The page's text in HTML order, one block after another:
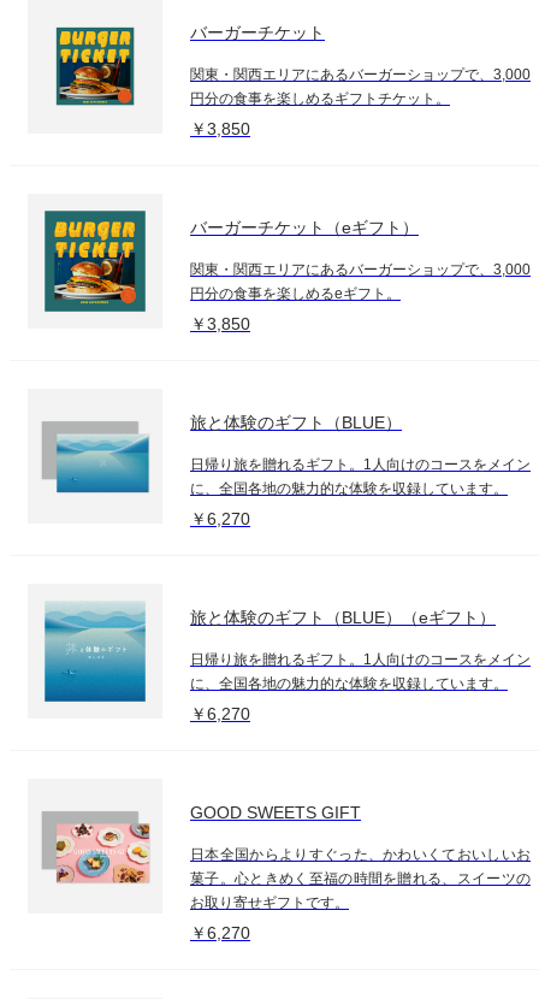
バーガーチケット
関東・関西エリアにあるバーガーショップで、3,000
円分の食事を楽しめるギフトチケット。
￥3,850
バーガーチケット（eギフト）
関東・関西エリアにあるバーガーショップで、3,000
円分の食事を楽しめるeギフト。
￥3,850
旅と体験のギフト（BLUE）
日帰り旅を贈れるギフト。1人向けのコースをメイン
に、全国各地の魅力的な体験を収録しています。
￥6,270
旅と体験のギフト（BLUE）（eギフト）
日帰り旅を贈れるギフト。1人向けのコースをメイン
に、全国各地の魅力的な体験を収録しています。
￥6,270
GOOD SWEETS GIFT
日本全国からよりすぐった、かわいくておいしいお
菓子。心ときめく至福の時間を贈れる、スイーツの
お取り寄せギフトです。
￥6,270